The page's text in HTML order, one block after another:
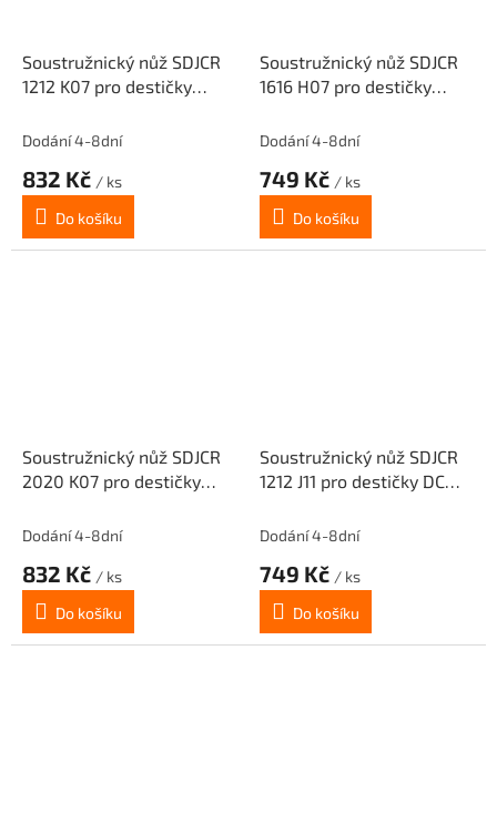
Soustružnický nůž SDJCR
1212 K07 pro destičky
Dodání 4-8dní
832 Kč / ks
Do košíku
Soustružnický nůž SDJCR
1616 H07 pro destičky
Dodání 4-8dní
749 Kč / ks
Do košíku
Soustružnický nůž SDJCR
2020 K07 pro destičky
Dodání 4-8dní
832 Kč / ks
Do košíku
Soustružnický nůž SDJCR
1212 J11 pro destičky DCM.
Dodání 4-8dní
749 Kč / ks
Do košíku